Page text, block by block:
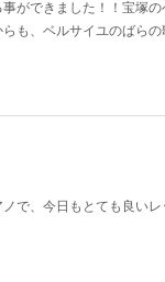
ができました！！宝塚
も、ベルサイユのばら
で、今日もとても良い